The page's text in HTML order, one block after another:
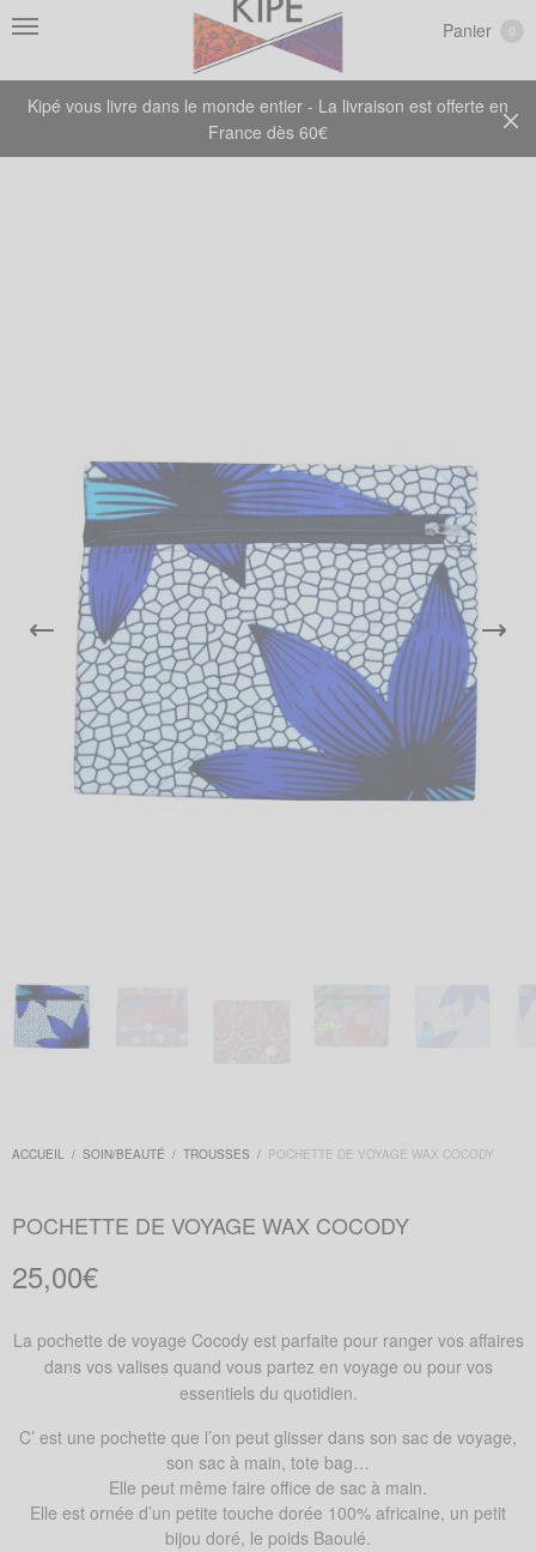
Kipé vous livre dans le monde entier - La livraison est offerte en
France dès 60€
Panier
ACCUEIL / SOIN/BEAUTÉ / TROUSSES / POCHETTE DE VOYAGE WAX COCODY
POCHETTE DE VOYAGE WAX COCODY
25,00€
La pochette de voyage Cocody est parfaite pour ranger vos affaires
dans vos valises quand vous partez en voyage ou pour vos
essentiels du quotidien.
C’ est une pochette que l’on peut glisser dans son sac de voyage,
son sac à main, tote bag…
Elle peut même faire office de sac à main.
Elle est ornée d’un petite touche dorée 100% africaine, un petit
bijou doré, le poids Baoulé.